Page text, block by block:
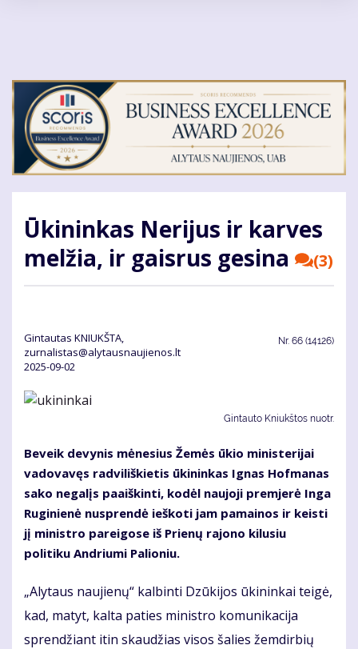
Ūkininkas Nerijus ir karves
melžia, ir gaisrus gesina
(3)
Gin­tau­tas KNIUKŠ­TA,
zurnalistas@alytausnaujienos.lt
2025-09-02
Nr. 66 (14126)
Gintauto Kniukštos nuotr.
Beveik devynis mėnesius Žemės ūkio ministerijai
vadovavęs radviliškietis ūkininkas Ignas Hofmanas
sako negalįs paaiškinti, kodėl naujoji premjerė Inga
Ruginienė nusprendė ieškoti jam pamainos ir keisti
jį ministro pareigose iš Prienų rajono kilusiu
politiku Andriumi Palioniu.
„Alytaus naujienų“ kalbinti Dzūkijos ūkininkai teigė,
kad, matyt, kalta paties ministro komunikacija
sprendžiant itin skaudžias visos šalies žemdirbių